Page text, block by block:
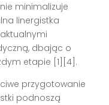
minimalizuje
linergistka
dbając o
etapie [1][4] .
przygotowanie
podnoszą